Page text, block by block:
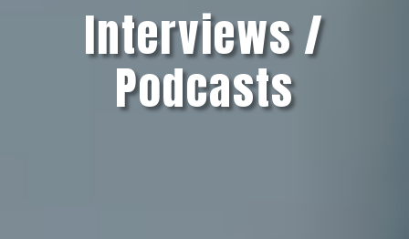
Interviews /
Podcasts